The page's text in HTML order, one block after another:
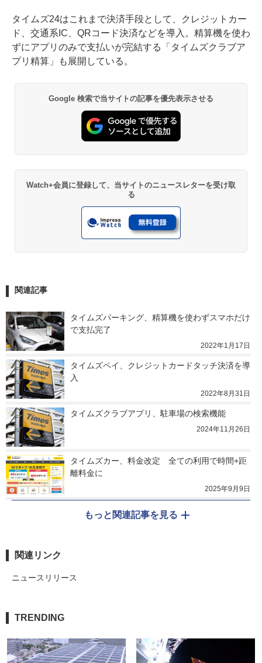
タイムズ24はこれまで決済手段として、クレジットカー
ド、交通系IC、QRコード決済などを導入。精算機を使わ
ずにアプリのみで支払いが完結する「タイムズクラブア
プリ精算」も展開している。
Google 検索で当サイトの記事を優先表示させる
Watch+会員に登録して、当サイトのニュースレターを受け取
る
関連記事
タイムズパーキング、精算機を使わずスマホだけ
で支払完了
2022年1月17日
タイムズペイ、クレジットカードタッチ決済を導
入
2022年8月31日
タイムズクラブアプリ、駐車場の検索機能
2024年11月26日
タイムズカー、料金改定　全ての利用で時間+距
離料金に
2025年9月9日
もっと関連記事を見る
関連リンク
ニュースリリース
TRENDING